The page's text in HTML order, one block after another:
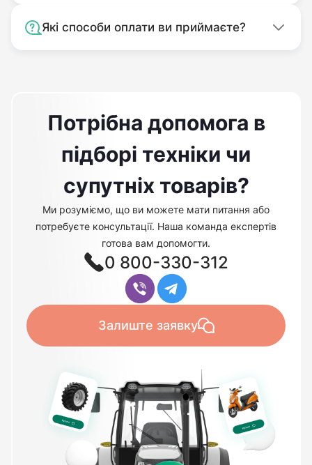
Які способи оплати ви приймаєте?
Потрібна допомога в
підборі техніки чи
супутніх товарів?
Ми розуміємо, що ви можете мати питання або
потребуєте консультації. Наша команда експертів
готова вам допомогти.
0 800-330-312
Залиште заявку